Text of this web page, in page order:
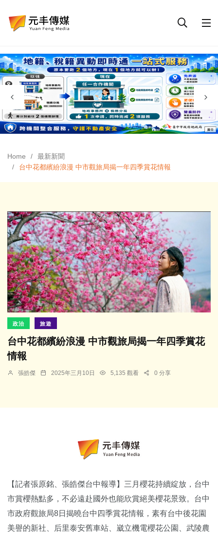
Home
最新新聞
台中花都繽紛浪漫 中市觀旅局揭一年四季賞花情報
政治 旅遊
台中花都繽紛浪漫 中市觀旅局揭一年四季賞花
情報
張皓傑 2025年三月10日 5,135 觀看 0 分享
【記者張原銘、張皓傑台中報導】三月櫻花持續綻放，台中
市賞櫻熱點多，不必遠赴國外也能欣賞絕美櫻花景致。台中
市政府觀旅局8日揭曉台中四季賞花情報，素有台中後花園
美譽的新社、后里泰安舊車站、崴立機電櫻花公園、武陵農